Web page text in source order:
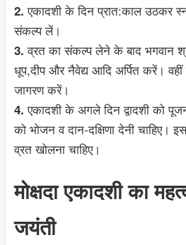
2. एकादशी के दिन प्रात:काल उठकर
संकल्प लें।
3. व्रत का संकल्प लेने के बाद भगवान
धूप,दीप और नैवेद्य आदि अर्पित करें। वहीं
जागरण करें।
4. एकादशी के अगले दिन द्वादशी को
को भोजन व दान-दक्षिणा देनी
व्रत खोलना चाहिए।
मोक्षदा एकादशी का
जयंती